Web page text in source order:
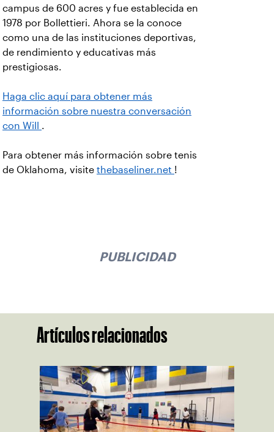
campus de 600 acres y fue establecida en
1978 por Bollettieri. Ahora se la conoce
como una de las instituciones deportivas,
de rendimiento y educativas más
prestigiosas.
Haga clic aquí para obtener más
información sobre nuestra conversación
con Will .
Para obtener más información sobre tenis
de Oklahoma, visite thebaseliner.net !
PUBLICIDAD
Artículos relacionados